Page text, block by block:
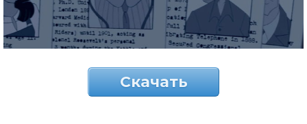
Скачать